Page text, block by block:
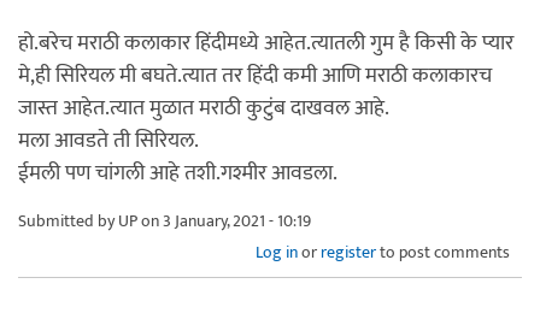
हो.बरेच मराठी कलाकार हिंदीमध्ये आहेत.त्यातली गुम है किसी के प्यार
मे,ही सिरियल मी बघते.त्यात तर हिंदी कमी आणि मराठी कलाकारच
जास्त आहेत.त्यात मुळात मराठी कुटुंब दाखवल आहे.
मला आवडते ती सिरियल.
ईमली पण चांगली आहे तशी.गश्मीर आवडला.
Submitted byUPon 3 January, 2021 - 10:19
Log inorregisterto post comments